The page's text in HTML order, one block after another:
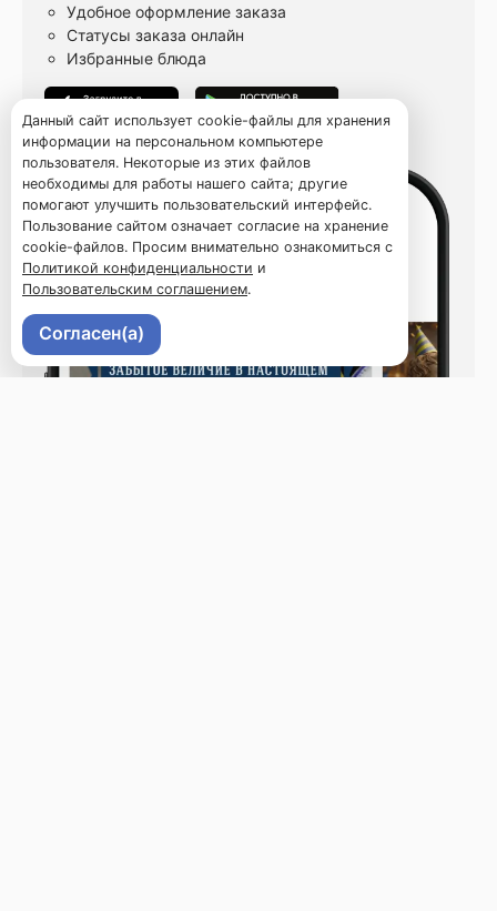
Удобное оформление заказа
Статусы заказа онлайн
Избранные блюда
Данный сайт использует cookie-файлы для хранения
информации на персональном компьютере
пользователя. Некоторые из этих файлов
необходимы для работы нашего сайта; другие
помогают улучшить пользовательский интерфейс.
Пользование сайтом означает согласие на хранение
cookie-файлов. Просим внимательно ознакомиться с
Политикой конфиденциальности и
Пользовательским соглашением.
Согласен(а)